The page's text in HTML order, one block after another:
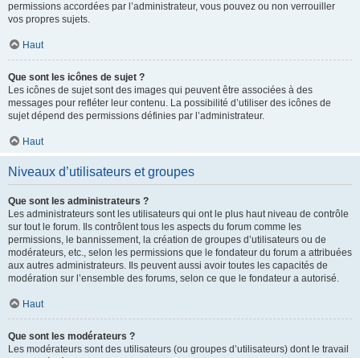
permissions accordées par l’administrateur, vous pouvez ou non verrouiller
vos propres sujets.
Haut
Que sont les icônes de sujet ?
Les icônes de sujet sont des images qui peuvent être associées à des
messages pour refléter leur contenu. La possibilité d’utiliser des icônes de
sujet dépend des permissions définies par l’administrateur.
Haut
Niveaux d’utilisateurs et groupes
Que sont les administrateurs ?
Les administrateurs sont les utilisateurs qui ont le plus haut niveau de contrôle
sur tout le forum. Ils contrôlent tous les aspects du forum comme les
permissions, le bannissement, la création de groupes d’utilisateurs ou de
modérateurs, etc., selon les permissions que le fondateur du forum a attribuées
aux autres administrateurs. Ils peuvent aussi avoir toutes les capacités de
modération sur l’ensemble des forums, selon ce que le fondateur a autorisé.
Haut
Que sont les modérateurs ?
Les modérateurs sont des utilisateurs (ou groupes d’utilisateurs) dont le travail